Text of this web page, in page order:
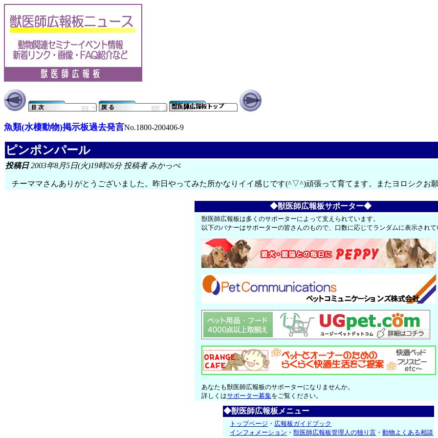
魚類(水棲動物)掲示板過去発言No.1800-200406-9
ピンポンパール
投稿日2003年8月5日(火)19時26分 投稿者 みかっぺ
チーママさんありがとうございました。昨日やってみた所かなりイイ感じです(^▽^)頑張って育てます。またヨロシクお
◆獣医師広報板サポーター◆
獣医師広報板は多くのサポーターによって支えられています。
以下のバナーはサポーターの皆さんのもので、口数に応じてランダムに表示され
あなたも獣医師広報板のサポーターになりませんか。
詳しくはサポーター募集をご覧ください。
◆獣医師広報板メニュー
トップページ ・ 広報板ガイドブック
インフォメーション ・獣医師広報板管理人の独り言 ・動物よくある相談